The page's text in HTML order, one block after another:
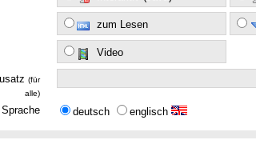
zum Lesen
Video
(für
alle)
Sprache deutsch englisch